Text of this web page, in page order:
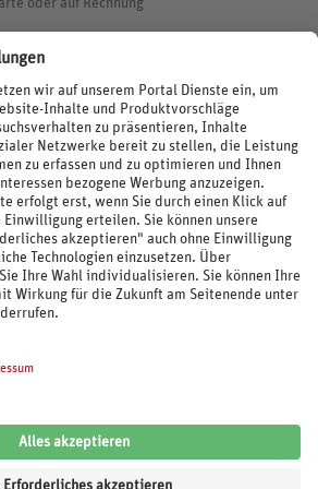
oder auf Rechnung
UND MARKEN
2026 REWE Reisen
Cookie-Einstellungen
Datenschutz
Standards und Meldung